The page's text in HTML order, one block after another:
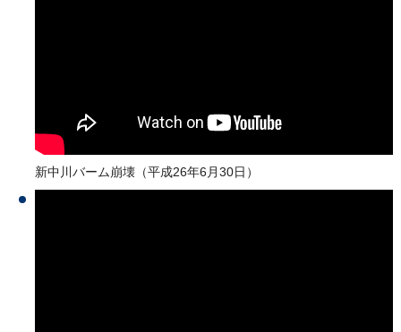
新中川バーム崩壊（平成26年6月30日）